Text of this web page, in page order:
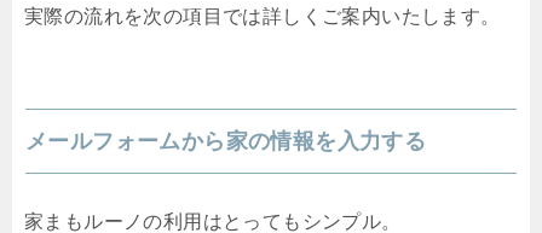
実際の流れを次の項目では詳しくご案内いたします。
メールフォームから家の情報を入力する
家まもルーノの利用はとってもシンプル。